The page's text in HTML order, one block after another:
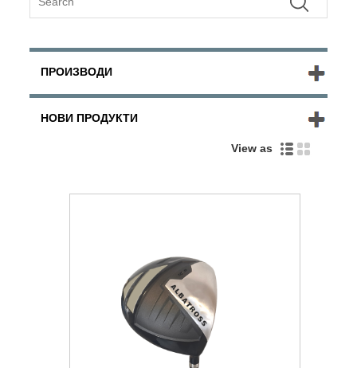
ПРОИЗВОДИ
НОВИ ПРОДУКТИ
View as